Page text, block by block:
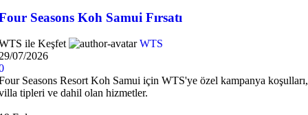
Seasons Koh Samui Fırsatı
ile Keşfet
WTS
07/2026
Seasons Resort Koh Samui için WTS'ye özel kampanya koşulları,
tipleri ve dahil olan hizmetler.